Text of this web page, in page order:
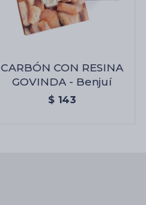
CARBÓN CON RESINA
GOVINDA - Benjuí
$ 143